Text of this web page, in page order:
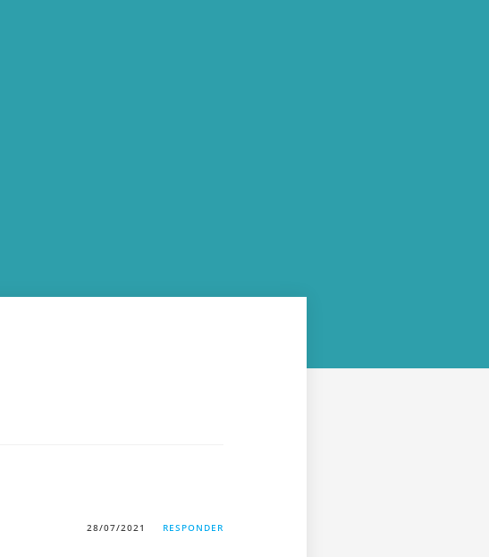
28/07/2021 RESPONDER